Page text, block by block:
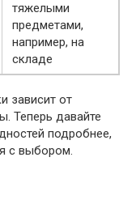
тяжелыми
предметами,
например, на
складе
зависит от
Теперь давайте
подробнее,
с выбором.